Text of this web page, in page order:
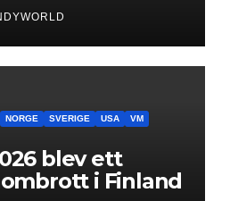
NORGE SVERIGE USA
VM
blev ett
i Finland